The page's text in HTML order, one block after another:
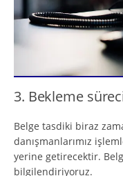
3. Bekleme
Belge tasdiki biraz
danışmanlarımız
yerine getirecektir.
bilgilendiriyoruz.